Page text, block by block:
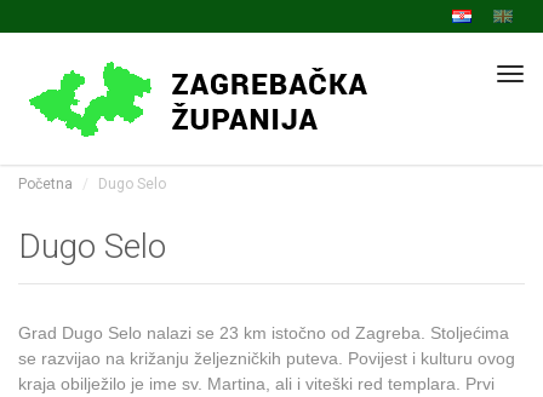
Početna Dugo Selo
Dugo Selo
Grad Dugo Selo nalazi se 23 km istočno od Zagreba. Stoljećima
se razvijao na križanju željezničkih puteva. Povijest i kulturu ovog
kraja obilježilo je ime sv. Martina, ali i viteški red templara. Prvi